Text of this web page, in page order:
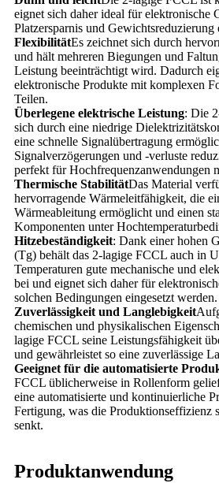
eignet sich daher ideal für elektronische
Platzersparnis und Gewichtsreduzierung
FlexibilitätEs zeichnet sich durch
und hält mehreren Biegungen und
Leistung beeinträchtigt wird. Dadurch
elektronische Produkte mit komplexen
Teilen.
Überlegene elektrische Leistung: Die
sich durch eine niedrige
eine schnelle Signalübertragung
Signalverzögerungen und -verluste
perfekt für Hochfrequenzanwendungen
Thermische StabilitätDas Material
hervorragende Wärmeleitfähigkeit, die
Wärmeableitung ermöglicht und einen
Komponenten unter
Hitzebeständigkeit: Dank einer hohen
(Tg) behält das 2-lagige FCCL auch in
Temperaturen gute mechanische und
bei und eignet sich daher für
solchen Bedingungen eingesetzt werden.
Zuverlässigkeit und Langlebigkeit
chemischen und physikalischen
lagige FCCL seine Leistungsfähigkeit
und gewährleistet so eine zuverlässige
Geeignet für die automatisierte
FCCL üblicherweise in Rollenform
eine automatisierte und kontinuierliche
Fertigung, was die Produktionseffizienz
senkt.
Produktanwendung